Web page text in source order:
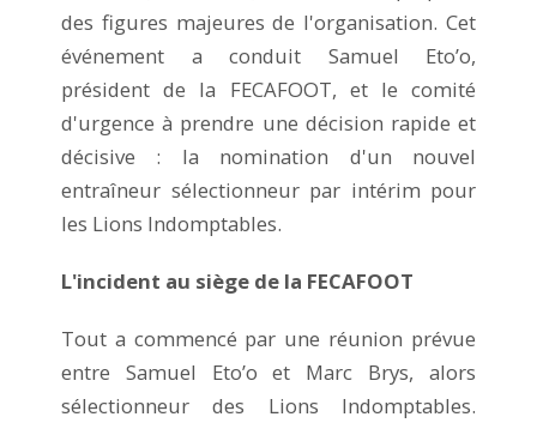
des figures majeures de l'organisation. Cet
événement a conduit Samuel Eto’o,
président de la FECAFOOT, et le comité
d'urgence à prendre une décision rapide et
décisive : la nomination d'un nouvel
entraîneur sélectionneur par intérim pour
les Lions Indomptables.
L'incident au siège de la FECAFOOT
Tout a commencé par une réunion prévue
entre Samuel Eto’o et Marc Brys, alors
sélectionneur des Lions Indomptables.